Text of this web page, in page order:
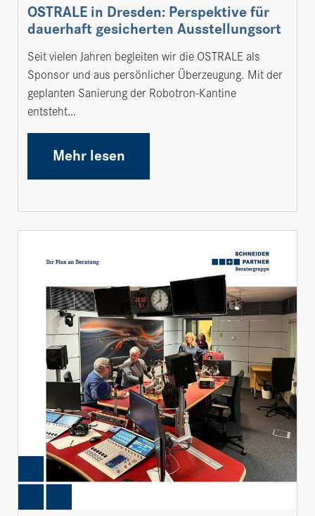
OSTRALE in Dresden: Perspektive für
dauerhaft gesicherten Ausstellungsort
Seit vielen Jahren begleiten wir die OSTRALE als
Sponsor und aus persönlicher Überzeugung. Mit der
geplanten Sanierung der Robotron-Kantine
entsteht…
Mehr lesen